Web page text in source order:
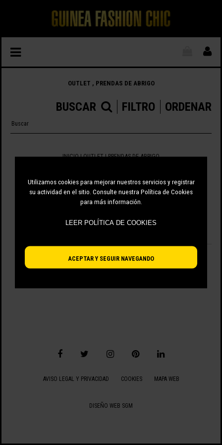
Utilizamos cookies para mejorar nuestros servicios y registrar
su actividad en el sitio. Consulte nuestra Política de Cookies
para más información.
ACEPTAR Y SEGUIR NAVEGANDO
OUTLET , PRENDAS DE ABRIGO
ORDENAR
FILTRO
BUSCAR
INICIO|OUTLET| PRENDAS DE ABRIGO
No hay artículos disponibles.
VIENDO 0 - 0 DE 0 ARTÍCULOS
AVISO LEGAL Y PRIVACIDAD COOKIES MAPA WEB
DISEÑO WEB SGM
LEER POLÍTICA DE COOKIES